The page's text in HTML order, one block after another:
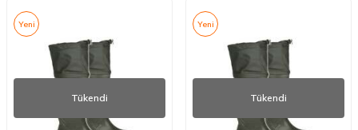
Yeni
Tükendi
Yeni
Tükendi